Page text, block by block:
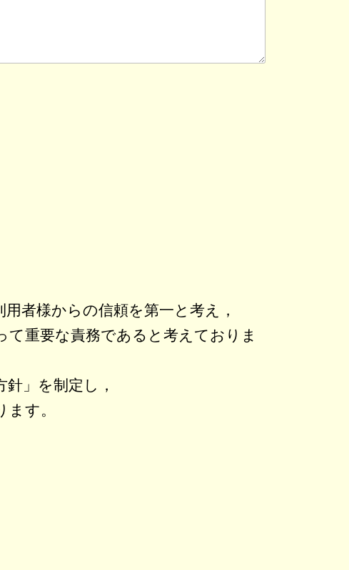
者様からの信頼を第一と考え，
重要な責務であると考えておりま
」を制定し，
す。